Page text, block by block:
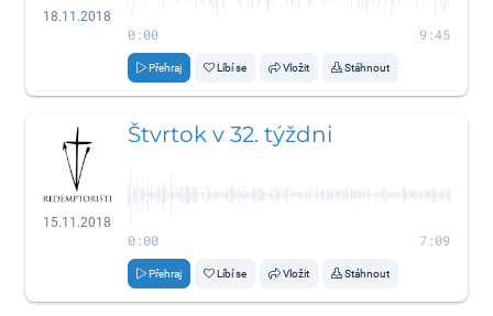
18.11.2018
0:00 9:45
Přehraj Líbí se Vložit Stáhnout
15.11.2018
Štvrtok v 32. týždni
0:00 7:09
Přehraj Líbí se Vložit Stáhnout